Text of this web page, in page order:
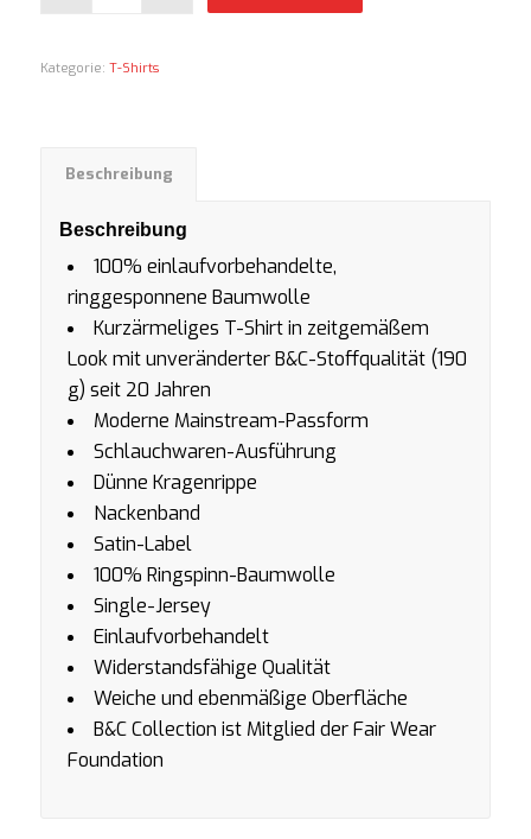
Kategorie: T-Shirts
Beschreibung
Beschreibung
100% einlaufvorbehandelte,
ringgesponnene Baumwolle
Kurzärmeliges T-Shirt in zeitgemäßem
Look mit unveränderter B&C-Stoffqualität (190
g) seit 20 Jahren
Moderne Mainstream-Passform
Schlauchwaren-Ausführung
Dünne Kragenrippe
Nackenband
Satin-Label
100% Ringspinn-Baumwolle
Single-Jersey
Einlaufvorbehandelt
Widerstandsfähige Qualität
Weiche und ebenmäßige Oberfläche
B&C Collection ist Mitglied der Fair Wear
Foundation